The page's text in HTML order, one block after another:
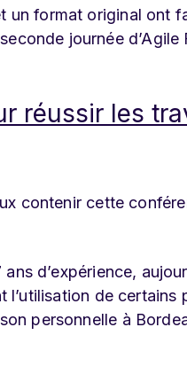
un format original ont
journée d’Agile
réussir les
contenir cette
d’expérience,
de certains
personnelle à